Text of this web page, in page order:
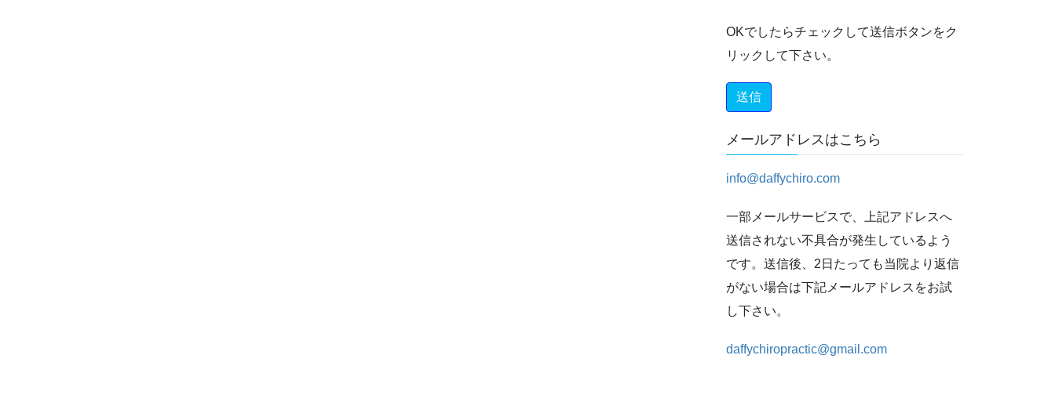
OKでしたらチェックして送信ボタンをク
リックして下さい。
メールアドレスはこちら
info@daffychiro.com
一部メールサービスで、上記アドレスへ
送信されない不具合が発生しているよう
です。送信後、2日たっても当院より返信
がない場合は下記メールアドレスをお試
し下さい。
daffychiropractic@gmail.com